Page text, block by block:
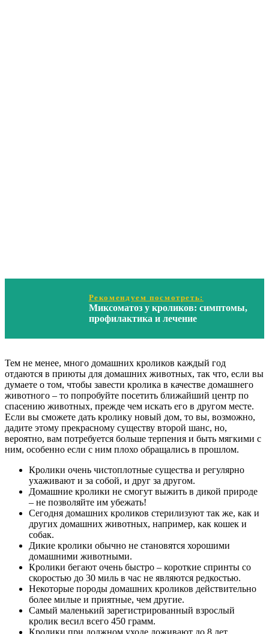
Рекомендуем посмотреть:
Миксоматоз у кроликов: симптомы,
профилактика и лечение
Тем не менее, много домашних кроликов каждый год
отдаются в приюты для домашних животных, так что, если вы
думаете о том, чтобы завести кролика в качестве домашнего
животного – то попробуйте посетить ближайший центр по
спасению животных, прежде чем искать его в другом месте.
Если вы сможете дать кролику новый дом, то вы, возможно,
дадите этому прекрасному существу второй шанс, но,
вероятно, вам потребуется больше терпения и быть мягкими с
ним, особенно если с ним плохо обращались в прошлом.
Кролики очень чистоплотные существа и регулярно
ухаживают и за собой, и друг за другом.
Домашние кролики не смогут выжить в дикой природе
– не позволяйте им убежать!
Сегодня домашних кроликов стерилизуют так же, как и
других домашних животных, например, как кошек и
собак.
Дикие кролики обычно не становятся хорошими
домашними животными.
Кролики бегают очень быстро – короткие спринты со
скоростью до 30 миль в час не являются редкостью.
Некоторые породы домашних кроликов действительно
более милые и приятные, чем другие.
Самый маленький зарегистрированный взрослый
кролик весил всего 450 грамм.
Кролики при должном уходе доживают до 8 лет